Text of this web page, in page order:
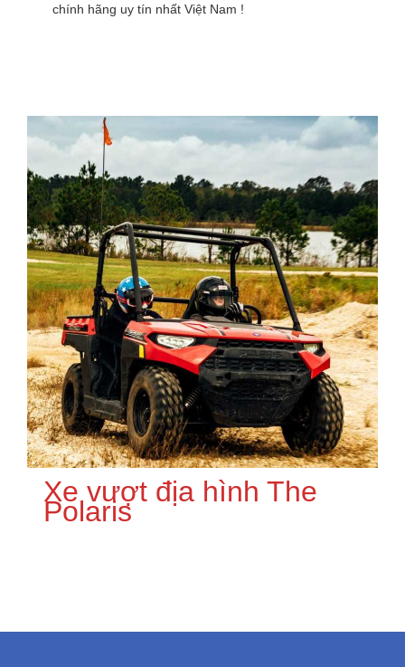
chính hãng uy tín nhất Việt Nam !
Xe vượt địa hình The
Polaris